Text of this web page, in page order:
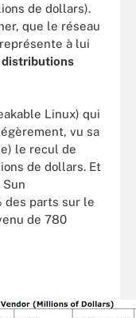
de dollars).
que le réseau
à lui
distributions
Linux) qui
vu sa
le recul de
de dollars. Et
des parts sur le
de 780